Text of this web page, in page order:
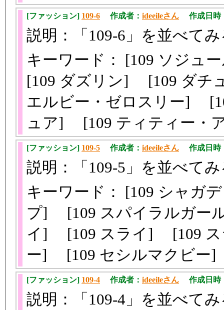
[ファッション] 109-6 作成者： ideeileさん 作成日時
説明：「109-6」を並べて
キーワード： [109 ソジ
[109 ダズリン] [109 ダ
エルビー・ゼロスリー]
ュア] [109 ティティー・
[ファッション] 109-5 作成者： ideeileさん 作成日時
説明：「109-5」を並べて
キーワード： [109 シャガ
プ] [109 スパイラルガ
イ] [109 スライ] [109 ス
ー] [109 セシルマクビ
[ファッション] 109-4 作成者： ideeileさん 作成日時
説明：「109-4」を並べて